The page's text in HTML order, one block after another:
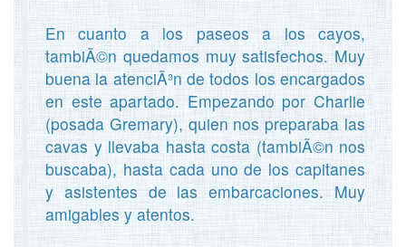
En cuanto a los paseos a los cayos,
tambiÃ©n quedamos muy satisfechos. Muy
buena la atenciÃ³n de todos los encargados
en este apartado. Empezando por Charlie
(posada Gremary), quien nos preparaba las
cavas y llevaba hasta costa (tambiÃ©n nos
buscaba), hasta cada uno de los capitanes
y asistentes de las embarcaciones. Muy
amigables y atentos.